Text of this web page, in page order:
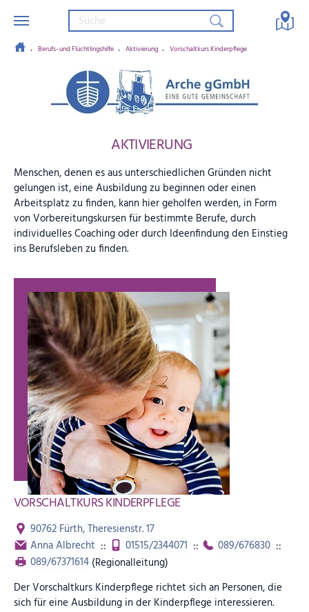
Berufs- und Flüchtlingshilfe Aktivierung Vorschaltkurs Kinderpflege
AKTIVIERUNG
Menschen, denen es aus unterschiedlichen Gründen nicht
gelungen ist, eine Ausbildung zu beginnen oder einen
Arbeitsplatz zu finden, kann hier geholfen werden, in Form
von Vorbereitungskursen für bestimmte Berufe, durch
individuelles Coaching oder durch Ideenfindung den Einstieg
ins Berufsleben zu finden.
VORSCHALTKURS KINDERPFLEGE
90762 Fürth, Theresienstr. 17
Anna Albrecht :: 01515/2344071 :: 089/676830::
089/67371614(Regionalleitung)
Der Vorschaltkurs Kinderpflege richtet sich an Personen, die
sich für eine Ausbildung in der Kinderpflege interessieren.